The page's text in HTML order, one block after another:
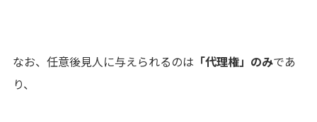
なお、任意後見人に与えられるのは 「代理権」のみであ
り、